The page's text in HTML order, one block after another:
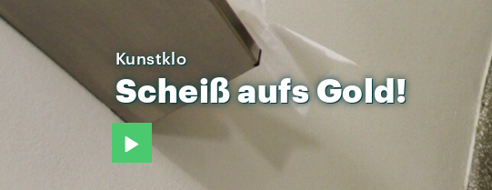
Kunstklo
ScheißaufsGold!